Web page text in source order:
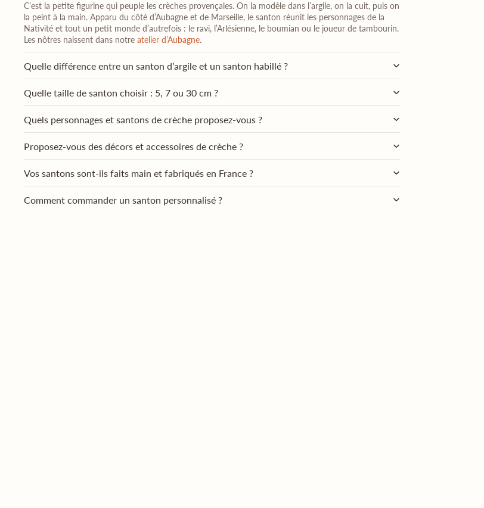
C’est la petite figurine qui peuple les crèches provençales. On la modèle dans l’argile, on la cuit, puis on
la peint à la main. Apparu du côté d’Aubagne et de Marseille, le santon réunit les personnages de la
Nativité et tout un petit monde d’autrefois : le ravi, l’Arlésienne, le boumian ou le joueur de tambourin.
Les nôtres naissent dans notre atelier d’Aubagne.
Quelle différence entre un santon d’argile et un santon habillé ?
Quelle taille de santon choisir : 5, 7 ou 30 cm ?
Quels personnages et santons de crèche proposez-vous ?
Proposez-vous des décors et accessoires de crèche ?
Vos santons sont-ils faits main et fabriqués en France ?
Comment commander un santon personnalisé ?